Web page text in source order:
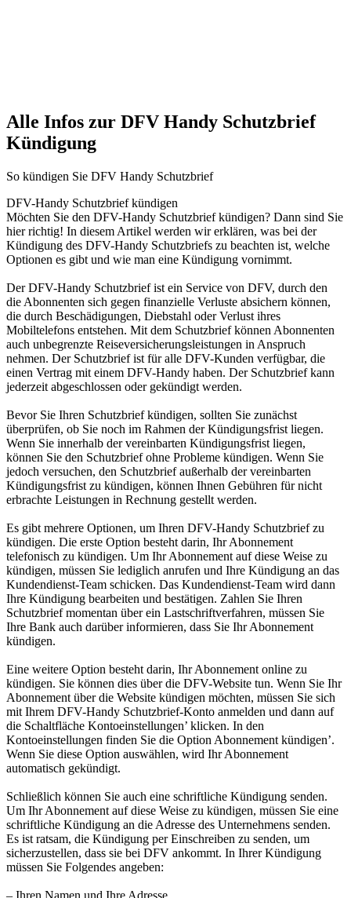
Alle Infos zur DFV Handy Schutzbrief
Kündigung
So kündigen Sie DFV Handy Schutzbrief
DFV-Handy Schutzbrief kündigen
Möchten Sie den DFV-Handy Schutzbrief kündigen? Dann sind Sie
hier richtig! In diesem Artikel werden wir erklären, was bei der
Kündigung des DFV-Handy Schutzbriefs zu beachten ist, welche
Optionen es gibt und wie man eine Kündigung vornimmt.
Der DFV-Handy Schutzbrief ist ein Service von DFV, durch den
die Abonnenten sich gegen finanzielle Verluste absichern können,
die durch Beschädigungen, Diebstahl oder Verlust ihres
Mobiltelefons entstehen. Mit dem Schutzbrief können Abonnenten
auch unbegrenzte Reiseversicherungsleistungen in Anspruch
nehmen. Der Schutzbrief ist für alle DFV-Kunden verfügbar, die
einen Vertrag mit einem DFV-Handy haben. Der Schutzbrief kann
jederzeit abgeschlossen oder gekündigt werden.
Bevor Sie Ihren Schutzbrief kündigen, sollten Sie zunächst
überprüfen, ob Sie noch im Rahmen der Kündigungsfrist liegen.
Wenn Sie innerhalb der vereinbarten Kündigungsfrist liegen,
können Sie den Schutzbrief ohne Probleme kündigen. Wenn Sie
jedoch versuchen, den Schutzbrief außerhalb der vereinbarten
Kündigungsfrist zu kündigen, können Ihnen Gebühren für nicht
erbrachte Leistungen in Rechnung gestellt werden.
Es gibt mehrere Optionen, um Ihren DFV-Handy Schutzbrief zu
kündigen. Die erste Option besteht darin, Ihr Abonnement
telefonisch zu kündigen. Um Ihr Abonnement auf diese Weise zu
kündigen, müssen Sie lediglich anrufen und Ihre Kündigung an das
Kundendienst-Team schicken. Das Kundendienst-Team wird dann
Ihre Kündigung bearbeiten und bestätigen. Zahlen Sie Ihren
Schutzbrief momentan über ein Lastschriftverfahren, müssen Sie
Ihre Bank auch darüber informieren, dass Sie Ihr Abonnement
kündigen.
Eine weitere Option besteht darin, Ihr Abonnement online zu
kündigen. Sie können dies über die DFV-Website tun. Wenn Sie Ihr
Abonnement über die Website kündigen möchten, müssen Sie sich
mit Ihrem DFV-Handy Schutzbrief-Konto anmelden und dann auf
die Schaltfläche Kontoeinstellungen’ klicken. In den
Kontoeinstellungen finden Sie die Option Abonnement kündigen’.
Wenn Sie diese Option auswählen, wird Ihr Abonnement
automatisch gekündigt.
Schließlich können Sie auch eine schriftliche Kündigung senden.
Um Ihr Abonnement auf diese Weise zu kündigen, müssen Sie eine
schriftliche Kündigung an die Adresse des Unternehmens senden.
Es ist ratsam, die Kündigung per Einschreiben zu senden, um
sicherzustellen, dass sie bei DFV ankommt. In Ihrer Kündigung
müssen Sie Folgendes angeben:
– Ihren Namen und Ihre Adresse